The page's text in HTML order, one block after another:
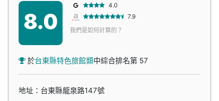
8.0
4.0
7.9
我們是如何計算的？
於台東縣特色旅館類中綜合排名第 57
地址：台東縣龍泉路147號